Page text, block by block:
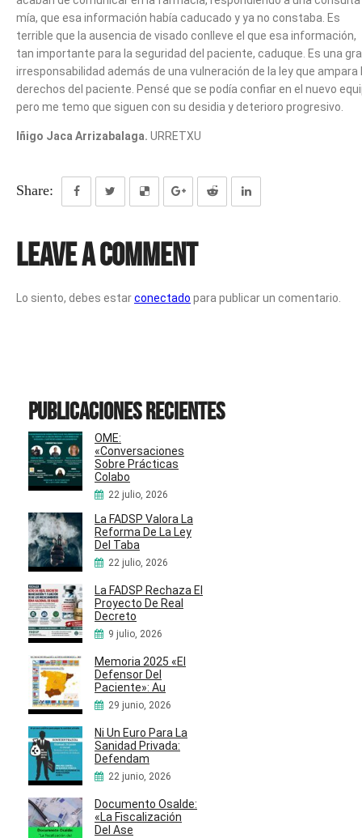
mía, que esa información había caducado y ya no constaba. Es
terrible que la ausencia de visado conlleve el que esa información,
tan importante para la seguridad del paciente, caduque. Es una
irresponsabilidad además de una vulneración de la ley que ampara
derechos del paciente. Pensé que se podía confiar en el nuevo
pero me temo que siguen con su desidia y deterioro progresivo.
Iñigo Jaca Arrizabalaga. URRETXU
Share:
Leave a Comment
Lo siento, debes estarconectado para publicar un comentario.
Publicaciones recientes
OME:
«Conversaciones
Sobre Prácticas
Colabo
22 julio, 2026
La FADSP Valora La
Reforma De La Ley
Del Taba
22 julio, 2026
La FADSP Rechaza El
Proyecto De Real
Decreto
9 julio, 2026
Memoria 2025 «El
Defensor Del
Paciente»: Au
29 junio, 2026
Ni Un Euro Para La
Sanidad Privada:
Defendam
22 junio, 2026
Documento Osalde:
«La Fiscalización
Del Ase